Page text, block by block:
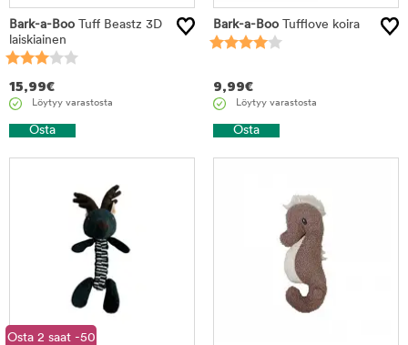
Bark-a-Boo Tuff Beastz 3D
laiskiainen
15,99€
Löytyy varastosta
Osta
Bark-a-Boo Tufflove koira
9,99€
Löytyy varastosta
Osta
Osta 2 saat -50